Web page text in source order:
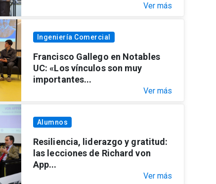
Ver más
Ingeniería Comercial
Francisco Gallego en Notables
UC: «Los vínculos son muy
importantes...
Ver más
Alumnos
Resiliencia, liderazgo y gratitud:
las lecciones de Richard von
App...
Ver más